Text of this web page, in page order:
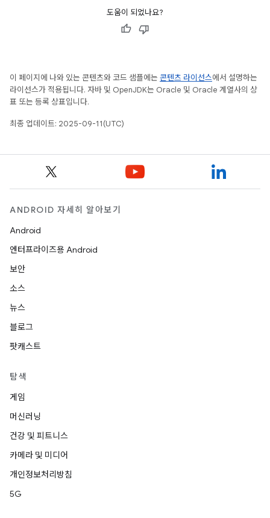
도움이 되었나요?
이 페이지에 나와 있는 콘텐츠와 코드 샘플에는 콘텐츠 라이선스에서 설명하는
라이선스가 적용됩니다. 자바 및 OpenJDK는 Oracle 및 Oracle 계열사의 상
표 또는 등록 상표입니다.
최종 업데이트: 2025-09-11(UTC)
ANDROID 자세히 알아보기
Android
엔터프라이즈용 Android
보안
소스
뉴스
블로그
팟캐스트
탐색
게임
머신러닝
건강 및 피트니스
카메라 및 미디어
개인정보처리방침
5G